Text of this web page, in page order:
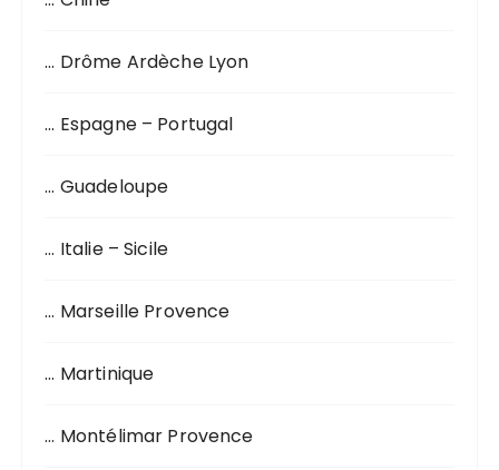
… Drôme Ardèche Lyon
… Espagne – Portugal
… Guadeloupe
… Italie – Sicile
… Marseille Provence
… Martinique
… Montélimar Provence